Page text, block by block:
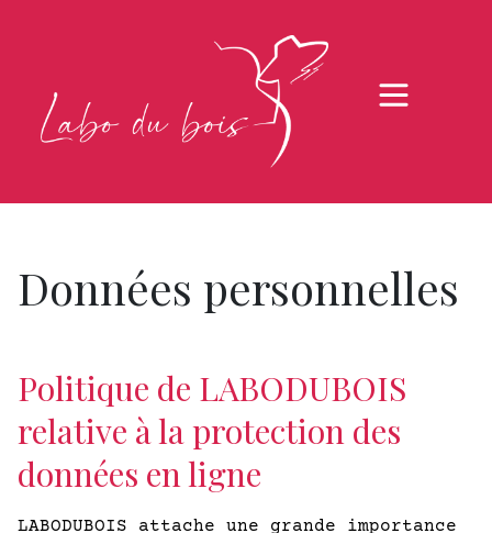
Données personnelles
Politique de LABODUBOIS
relative à la protection des
données en ligne
LABODUBOIS attache une grande importance